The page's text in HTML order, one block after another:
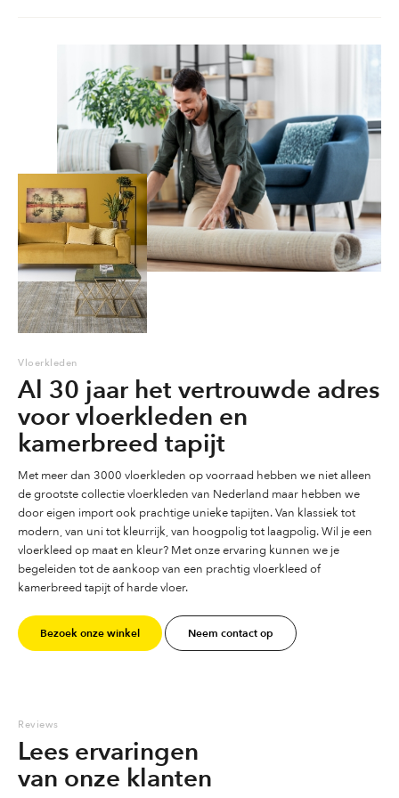
Vloerkleden
Al 30 jaar het vertrouwde adres
voor vloerkleden en
kamerbreed tapijt
Met meer dan 3000 vloerkleden op voorraad hebben we niet alleen
de grootste collectie vloerkleden van Nederland maar hebben we
door eigen import ook prachtige unieke tapijten. Van klassiek tot
modern, van uni tot kleurrijk, van hoogpolig tot laagpolig. Wil je een
vloerkleed op maat en kleur? Met onze ervaring kunnen we je
begeleiden tot de aankoop van een prachtig vloerkleed of
kamerbreed tapijt of harde vloer.
Bezoek onze winkel Neem contact op
Reviews
Lees ervaringen
van onze klanten